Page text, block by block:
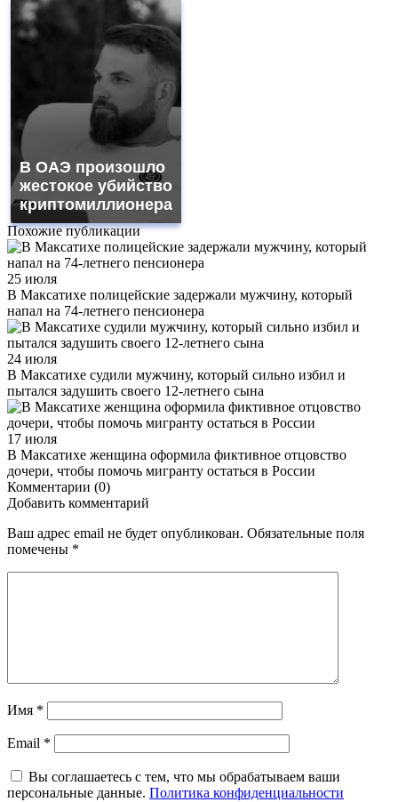
В ОАЭ произошло
жестокое убийство
криптомиллионера
Похожие публикации
25 июля
В Максатихе полицейские задержали мужчину, который
напал на 74-летнего пенсионера
24 июля
В Максатихе судили мужчину, который сильно избил и
пытался задушить своего 12-летнего сына
17 июля
В Максатихе женщина оформила фиктивное отцовство
дочери, чтобы помочь мигранту остаться в России
Комментарии (0)
Добавить комментарий
Ваш адрес email не будет опубликован. Обязательные поля
помечены *
Имя *
Email *
Вы соглашаетесь с тем, что мы обрабатываем ваши
персональные данные. Политика конфиденциальности